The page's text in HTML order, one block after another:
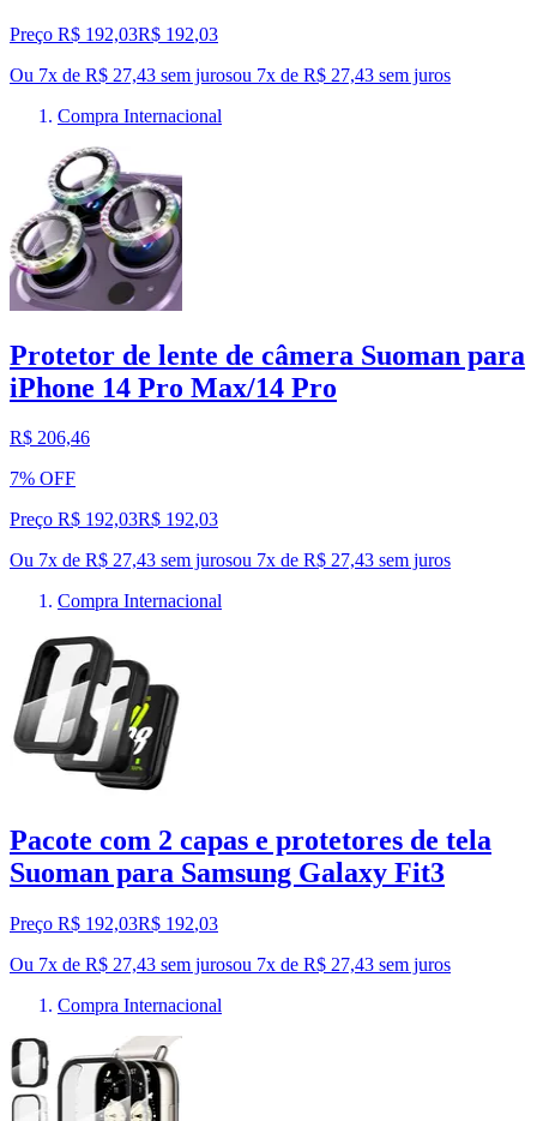
Preço R$ 192,03R$ 192,03
Ou 7x de R$ 27,43 sem jurosou 7x de R$ 27,43 sem juros
Compra Internacional
Protetor de lente de câmera Suoman para
iPhone 14 Pro Max/14 Pro
R$ 206,46
7% OFF
Preço R$ 192,03R$ 192,03
Ou 7x de R$ 27,43 sem jurosou 7x de R$ 27,43 sem juros
Compra Internacional
Pacote com 2 capas e protetores de tela
Suoman para Samsung Galaxy Fit3
Preço R$ 192,03R$ 192,03
Ou 7x de R$ 27,43 sem jurosou 7x de R$ 27,43 sem juros
Compra Internacional